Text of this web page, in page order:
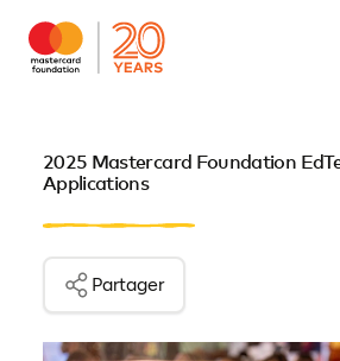
2025 Mastercard Foundation
Applications
Partager